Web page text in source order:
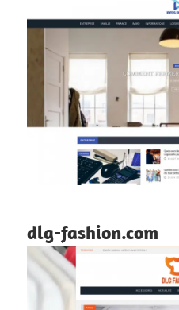
dlg-fashion.com